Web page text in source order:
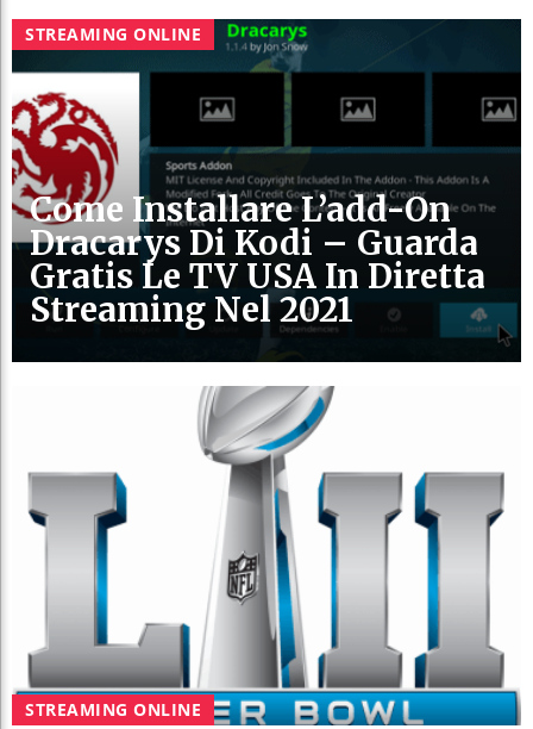
STREAMING ONLINE
Come Installare L’add-On
Dracarys Di Kodi – Guarda
Gratis Le TV USA In Diretta
Streaming Nel 2021
STREAMING ONLINE